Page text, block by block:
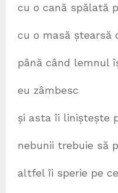
cu o cană spălată
cu o masă ștearsă
până când lemnul
eu zâmbesc
și asta îi liniștește
nebunii trebuie să
altfel îi sperie pe